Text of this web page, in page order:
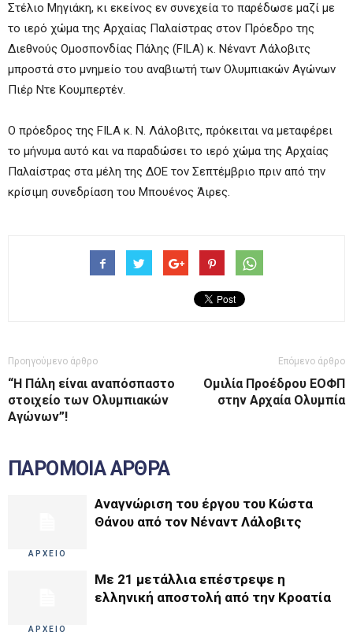
Στέλιο Μηγιάκη, κι εκείνος εν συνεχεία το παρέδωσε μαζί με
το ιερό χώμα της Αρχαίας Παλαίστρας στον Πρόεδρο της
Διεθνούς Ομοσπονδίας Πάλης (FILA) κ. Νέναντ Λάλοβιτς
μπροστά στο μνημείο του αναβιωτή των Ολυμπιακών Αγώνων
Πιέρ Ντε Κουμπερτέν.
Ο πρόεδρος της FILA κ. Ν. Λάλοβιτς, πρόκειται να μεταφέρει
το μήνυμα αυτό και να παραδώσει το ιερό χώμα της Αρχαίας
Παλαίστρας στα μέλη της ΔΟΕ τον Σεπτέμβριο πριν από την
κρίσιμη συνεδρίαση του Μπουένος Άιρες.
Προηγούμενο άρθρο
“Η Πάλη είναι αναπόσπαστο
στοιχείο των Ολυμπιακών
Αγώνων”!
Επόμενο άρθρο
Ομιλία Προέδρου ΕΟΦΠ
στην Αρχαία Ολυμπία
ΠΑΡΟΜΟΙΑ ΑΡΘΡΑ
ΑΡΧΕΙΟ
Αναγνώριση του έργου του Κώστα
Θάνου από τον Νέναντ Λάλοβιτς
ΑΡΧΕΙΟ
Με 21 μετάλλια επέστρεψε η
ελληνική αποστολή από την Κροατία